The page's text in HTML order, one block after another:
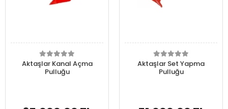
Aktaşlar Kanal Açma
Pulluğu
Aktaşlar Set Yapma
Pulluğu